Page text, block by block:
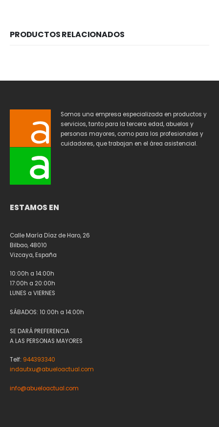
PRODUCTOS RELACIONADOS
Somos una empresa especializada en productos y
servicios, tanto para la tercera edad, abuelos y
personas mayores, como para los profesionales y
cuidadores, que trabajan en el área asistencial.
ESTAMOS EN
Calle María Díaz de Haro, 26
Bilbao, 48010
Vizcaya, España
10:00h a 14:00h
17:00h a 20:00h
LUNES a VIERNES
SÁBADOS: 10:00h a 14:00h
SE DARÁ PREFERENCIA
A LAS PERSONAS MAYORES
Telf: 944393340
indautxu@abueloactual.com
info@abueloactual.com